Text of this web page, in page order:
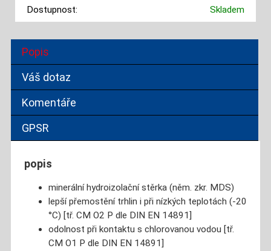
Dostupnost:
Skladem
Popis
Váš dotaz
Komentáře
GPSR
popis
minerální hydroizolační stěrka (něm. zkr. MDS)
lepší přemostění trhlin i při nízkých teplotách (-20
°C) [tř. CM O2 P dle DIN EN 14891]
odolnost při kontaktu s chlorovanou vodou [tř.
CM O1 P dle DIN EN 14891]